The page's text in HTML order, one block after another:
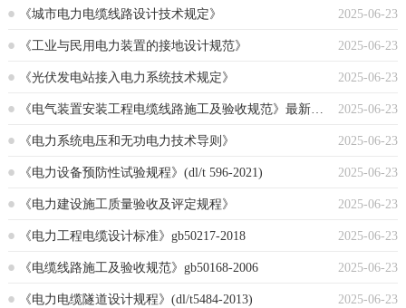
2025-06-23
《城市电力电缆线路设计技术规定》
2025-06-23
《工业与民用电力装置的接地设计规范》
2025-06-23
《光伏发电站接入电力系统技术规定》
2025-06-23
《电气装置安装工程电缆线路施工及验收规范》最新版本
2025-06-23
《电力系统电压和无功电力技术导则》
2025-06-23
《电力设备预防性试验规程》(dl/t 596-2021)
2025-06-23
《电力建设施工质量验收及评定规程》
2025-06-23
《电力工程电缆设计标准》gb50217-2018
2025-06-23
《电缆线路施工及验收规范》gb50168-2006
2025-06-23
《电力电缆隧道设计规程》(dl/t5484-2013)